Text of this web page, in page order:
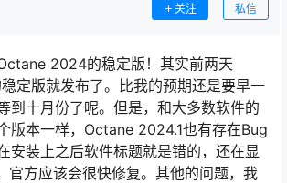
关注 私信
2024的稳定版！其实前两天
定版就发布了。比我的预期还是要早一
到十月份了呢。但是，和大多数软件的
版本一样，Octane 2024.1也有存在Bug
安装上之后软件标题就是错的，还在显
方应该会很快修复。其他的问题，我